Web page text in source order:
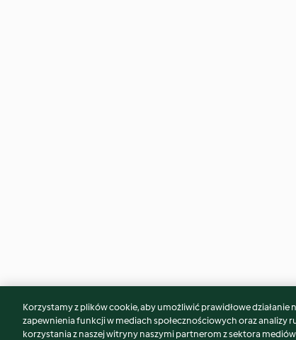
Może spodoba Ci się również...
Korzystamy z plików cookie, aby umożliwić prawidłowe działanie
zapewnienia funkcji w mediach społecznościowych oraz
korzystania z naszej witryny naszymi partnerom z sektora